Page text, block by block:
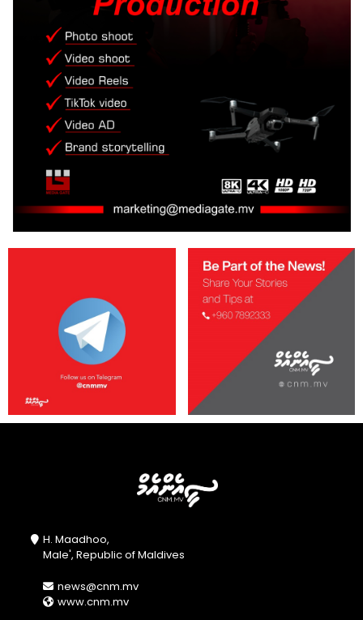
H. Maadhoo,
Male', Republic of Maldives
news@cnm.mv
www.cnm.mv